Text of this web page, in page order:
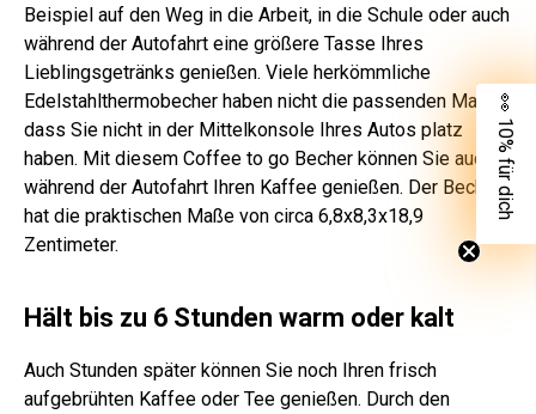
Beispiel auf den Weg in die Arbeit, in die Schule oder auch
während der Autofahrt eine größere Tasse Ihres
Lieblingsgetränks genießen. Viele herkömmliche
Edelstahlthermobecher haben nicht die passenden Maßen,
dass Sie nicht in der Mittelkonsole Ihres Autos platz
haben. Mit diesem Coffee to go Becher können Sie auch
während der Autofahrt Ihren Kaffee genießen. Der Becher
hat die praktischen Maße von circa 6,8x8,3x18,9
Zentimeter.
Hält bis zu 6 Stunden warm oder kalt
Auch Stunden später können Sie noch Ihren frisch
aufgebrühten Kaffee oder Tee genießen. Durch den
👀 10% für dich